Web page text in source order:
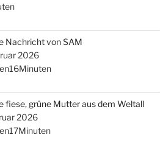
Nachricht von SAM
2026
fiese, grüne Mutter aus dem Weltall
2026